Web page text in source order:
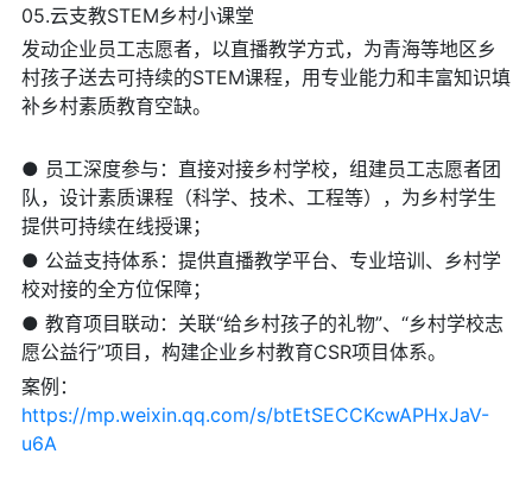
05.云支教STEM乡村小课堂
发动企业员工志愿者，以直播教学方式，为青海等地区乡
村孩子送去可持续的STEM课程，用专业能力和丰富知识填
补乡村素质教育空缺。
● 员工深度参与：直接对接乡村学校，组建员工志愿者团
队，设计素质课程（科学、技术、工程等），为乡村学生
提供可持续在线授课；
● 公益支持体系：提供直播教学平台、专业培训、乡村学
校对接的全方位保障；
● 教育项目联动：关联“给乡村孩子的礼物”、“乡村学校志
愿公益行”项目，构建企业乡村教育CSR项目体系。
案例：
https://mp.weixin.qq.com/s/btEtSECCKcwAPHxJaV-
u6A